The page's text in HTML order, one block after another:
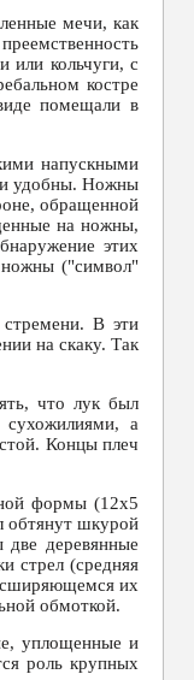
мечи, как
или кольчуги, с
костре
помещали в
напускными
и удобны. Ножны
обращенной
на ножны,
этих
ножны ("символ"
стремени. В эти
на скаку. Так
что лук был
а
Концы плеч
формы (12х5
обтянут шкурой
две деревянные
стрел (средняя
их
обмоткой.
уплощенные и
роль крупных